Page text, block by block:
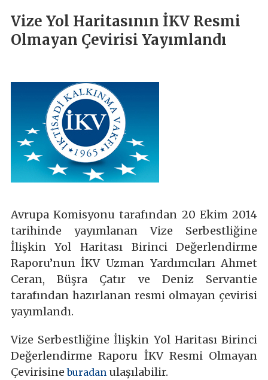
Vize Yol Haritasının İKV Resmi
Olmayan Çevirisi Yayımlandı
Avrupa Komisyonu tarafından 20 Ekim 2014
tarihinde yayımlanan Vize Serbestliğine
İlişkin Yol Haritası Birinci Değerlendirme
Raporu’nun İKV Uzman Yardımcıları Ahmet
Ceran, Büşra Çatır ve Deniz Servantie
tarafından hazırlanan resmi olmayan çevirisi
yayımlandı.
Vize Serbestliğine İlişkin Yol Haritası Birinci
Değerlendirme Raporu İKV Resmi Olmayan
Çevirisineburadanulaşılabilir.